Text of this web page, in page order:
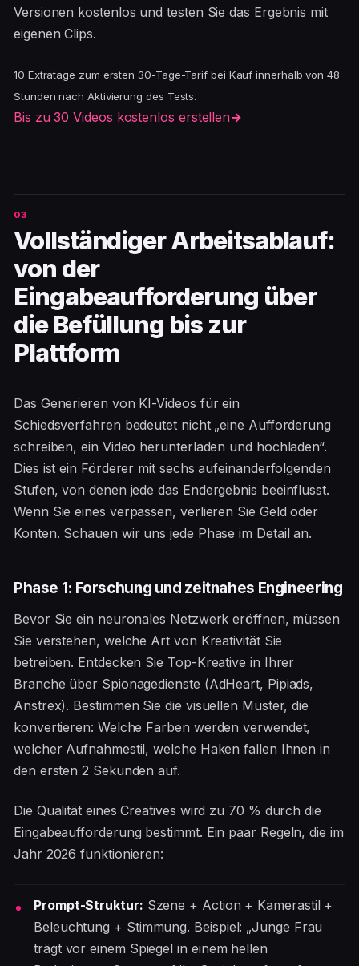
Versionen kostenlos und testen Sie das Ergebnis mit
eigenen Clips.
10 Extratage zum ersten 30-Tage-Tarif bei Kauf innerhalb von 48
Stunden nach Aktivierung des Tests.
Bis zu 30 Videos kostenlos erstellen→
Vollständiger Arbeitsablauf:
von der
Eingabeaufforderung über
die Befüllung bis zur
Plattform
Das Generieren von KI-Videos für ein
Schiedsverfahren bedeutet nicht „eine Aufforderung
schreiben, ein Video herunterladen und hochladen“.
Dies ist ein Förderer mit sechs aufeinanderfolgenden
Stufen, von denen jede das Endergebnis beeinflusst.
Wenn Sie eines verpassen, verlieren Sie Geld oder
Konten. Schauen wir uns jede Phase im Detail an.
Phase 1: Forschung und zeitnahes Engineering
Bevor Sie ein neuronales Netzwerk eröffnen, müssen
Sie verstehen, welche Art von Kreativität Sie
betreiben. Entdecken Sie Top-Kreative in Ihrer
Branche über Spionagedienste (AdHeart, Pipiads,
Anstrex). Bestimmen Sie die visuellen Muster, die
konvertieren: Welche Farben werden verwendet,
welcher Aufnahmestil, welche Haken fallen Ihnen in
den ersten 2 Sekunden auf.
Die Qualität eines Creatives wird zu 70 % durch die
Eingabeaufforderung bestimmt. Ein paar Regeln, die im
Jahr 2026 funktionieren:
Prompt-Struktur: Szene + Action + Kamerastil +
Beleuchtung + Stimmung. Beispiel: „Junge Frau
trägt vor einem Spiegel in einem hellen